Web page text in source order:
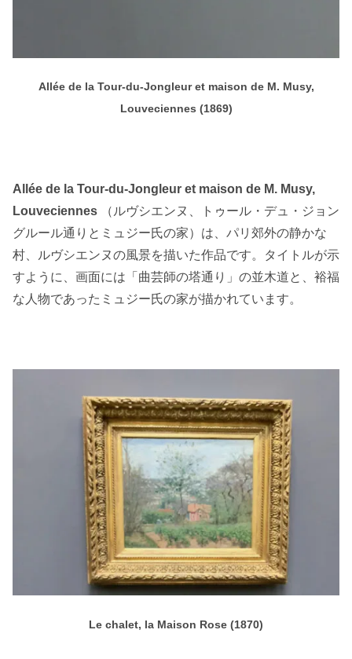
Allée de la Tour-du-Jongleur et maison de M. Musy,
Louveciennes (1869)
Allée de la Tour-du-Jongleur et maison de M. Musy,
Louveciennes
（ルヴシエンヌ、トゥール・デュ・ジョン
グルール通りとミュジー氏の家）は、パリ郊外の静かな
村、ルヴシエンヌの風景を描いた作品です。タイトルが示
すように、画面には「曲芸師の塔通り」の並木道と、裕福
な人物であったミュジー氏の家が描かれています。
Le chalet, la Maison Rose (1870)